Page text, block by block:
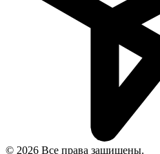
© 2026 Все права защищены.